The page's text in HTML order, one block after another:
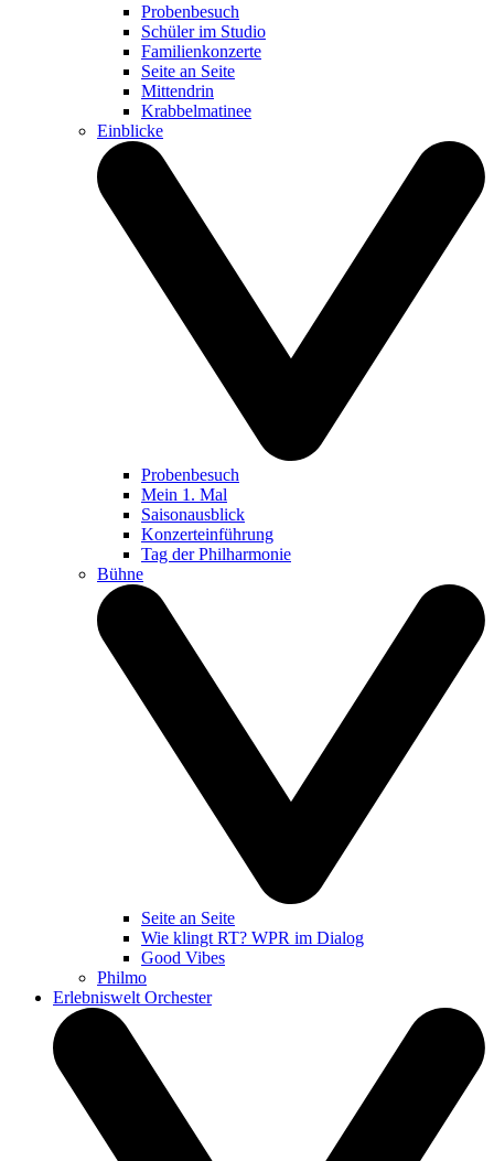
Probenbesuch
Schüler im Studio
Familienkonzerte
Seite an Seite
Mittendrin
Krabbelmatinee
Einblicke
Probenbesuch
Mein 1. Mal
Saisonausblick
Konzerteinführung
Tag der Philharmonie
Bühne
Seite an Seite
Wie klingt RT? WPR im Dialog
Good Vibes
Philmo
Erlebniswelt Orchester